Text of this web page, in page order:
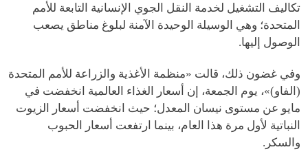
تكاليف التشغيل لخدمة النقل الجوي الإنسانية التابعة للأمم
المتحدة؛ وهي الوسيلة الوحيدة الآمنة لبلوغ مناطق يصعب
الوصول إليها.
وفي غضون ذلك، قالت «منظمة الأغذية والزراعة للأمم المتحدة
(الفاو)»، يوم الجمعة، إن أسعار الغذاء العالمية انخفضت في
مايو عن مستوى نيسان المعدل؛ حيث انخفضت أسعار الزيوت
النباتية لأول مرة هذا العام، بينما ارتفعت أسعار الحبوب
والسكر.